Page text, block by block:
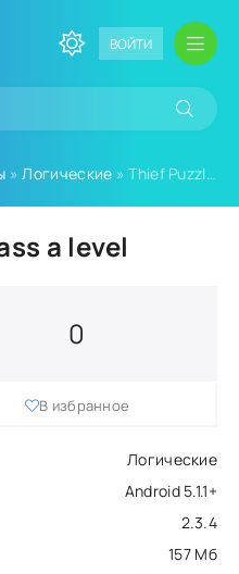
ВОЙТИ
»Логические » Thief Puzzle: to pass a level
a level
Логические
Android 5.1.1+
2.3.4
157 Мб
0
В избранное